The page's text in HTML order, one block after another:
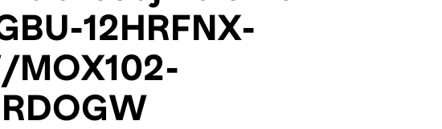
12HRFNX-
MOX102-